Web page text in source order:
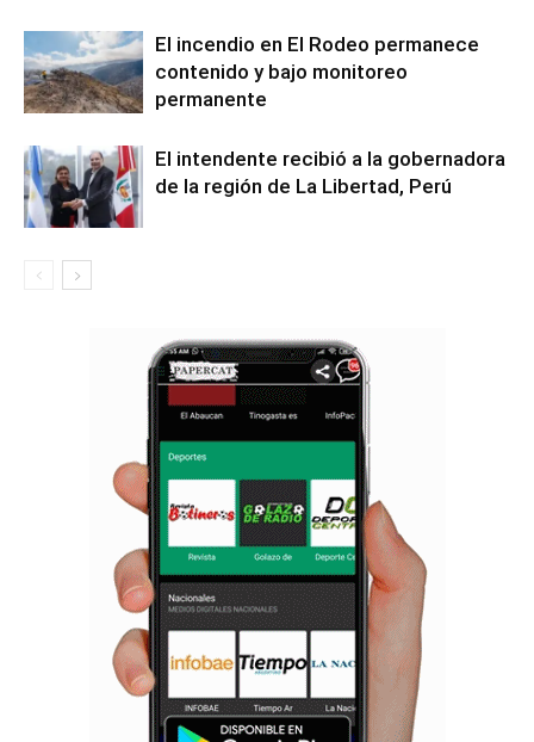
El incendio en El Rodeo permanece
contenido y bajo monitoreo
permanente
El intendente recibió a la gobernadora
de la región de La Libertad, Perú